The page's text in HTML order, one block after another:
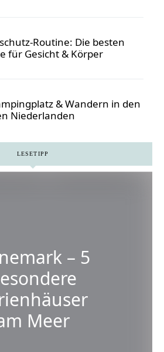
Routine: Die besten
für Gesicht & Körper
& Wandern in den
Niederlanden
LESETIPP
– 5
Meer